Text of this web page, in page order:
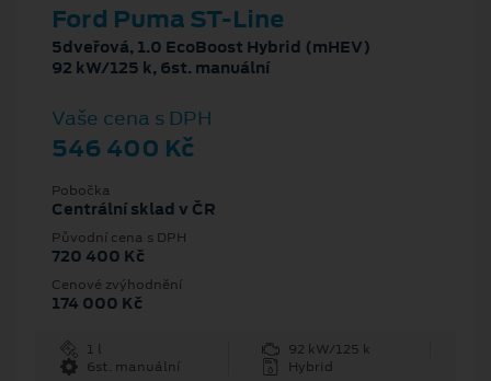
Ford Puma ST-Line
5dveřová, 1.0 EcoBoost Hybrid (mHEV)
92 kW/125 k, 6st. manuální
Vaše cena s DPH
546 400 Kč
Pobočka
Centrální sklad v ČR
Původní cena s DPH
720 400 Kč
Cenové zvýhodnění
174 000 Kč
1 l
92 kW/125 k
6st. manuální
Hybrid